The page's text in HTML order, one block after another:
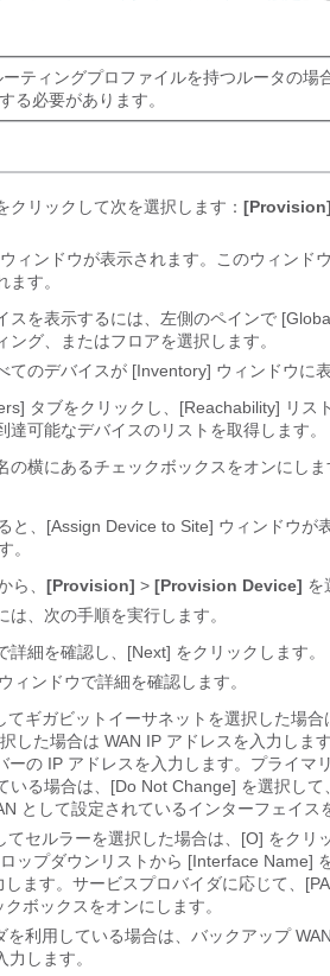
ティングプロファイルを持つルータの場
る必要があります。
リックして次を選択します： [Provision]
ィンドウが表示されます。このウィンド
す。
スを表示するには、左側のペインで
グ、またはフロアを選択します。
のデバイスが [Inventory] ウィンドウに表
タブをクリックし、[Reachability] リス
可能なデバイスのリストを取得します。
横にあるチェックボックスをオンにしま
と、[Assign Device to Site] ウィンドウが
。
ら、 [Provision] > [Provision Device] を
、次の手順を実行します。
詳細を確認し、[Next] をクリックします。
ウィンドウで詳細を確認します。
てギガビットイーサネットを選択した場合
した場合は WAN IP アドレスを入力しま
ーの IP アドレスを入力します。プライマ
いる場合は、[Do Not Change] を選択して
として設定されているインターフェイス
てセルラーを選択した場合は、[O] をクリ
ップダウンリストから [Interface Name]
ます。 サービスプロバイダに応じて、
クボックスをオンにします。
利用している場合は、バックアップ
力します。